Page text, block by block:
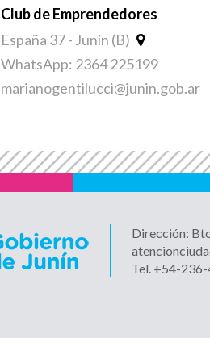
Club de Emprendedores
España 37 - Junín (B)
WhatsApp: 2364 225199
marianogentilucci@junin.gob.ar
Dirección:
Tel. +54-